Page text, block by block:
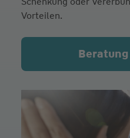
Vorteilen.